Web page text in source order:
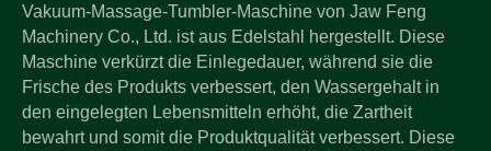
Vakuum-Massage-Tumbler-Maschine von Jaw Feng
Machinery Co., Ltd. ist aus Edelstahl hergestellt. Diese
Maschine verkürzt die Einlegedauer, während sie die
Frische des Produkts verbessert, den Wassergehalt in
den eingelegten Lebensmitteln erhöht, die Zartheit
bewahrt und somit die Produktqualität verbessert. Diese